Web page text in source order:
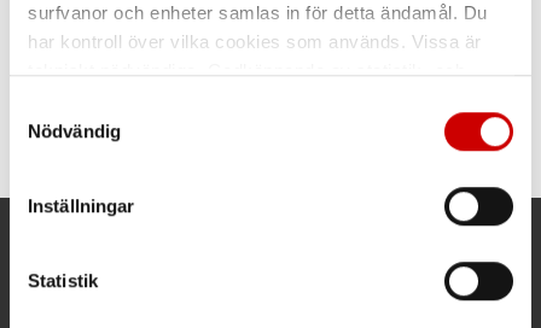
surfvanor och enheter samlas in för detta ändamål. Du
har kontroll över vilka cookies som används. Vissa är
tekniskt nödvändiga. Godkännande av statistik- och
länder utanför EU med olika dataskyddsnormer. Genom
att godkänna samtycker du till sådana överföringar. Läs
Nödvändig
Inställningar
Statistik
Bojlampa 48V Stella LED
20W
belysningssystem